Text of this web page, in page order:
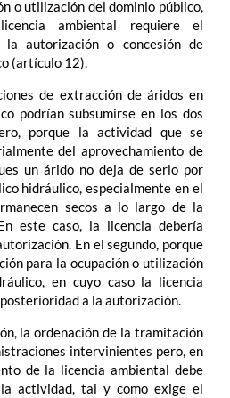
o utilización del dominio público,
ambiental requiere el
autorización o concesión de
(artículo 12).
de extracción de áridos en
podrían subsumirse en los dos
porque la actividad que se
del aprovechamiento de
un árido no deja de serlo por
hidráulico, especialmente en el
secos a lo largo de la
este caso, la licencia debería
En el segundo, porque
para la ocupación o utilización
en cuyo caso la licencia
a la autorización.
la ordenación de la tramitación
intervinientes pero, en
de la licencia ambiental debe
actividad, tal y como exige el